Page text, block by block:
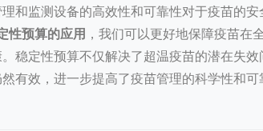
和监测设备的高效性和可靠性对于疫苗的
性预算的应用 ，我们可以更好地保障疫苗在
稳定性预算不仅解决了超温疫苗的潜在失
有效，进一步提高了疫苗管理的科学性和可